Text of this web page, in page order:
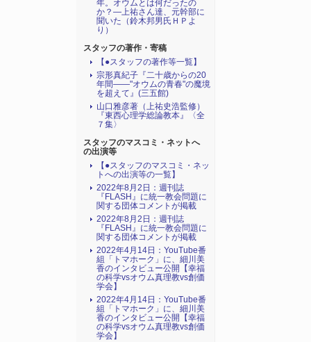
年。オウムとは何だったの
か？―上祐さん達、元幹部に
聞いた（鈴木邦男氏ＨＰよ
り）
スタッフの著作・寄稿
【●スタッフの著作等一覧】
宗形真紀子『二十歳からの20
年間――"オウムの青春"の魔境
を超えて』(三五館)
山口雅彦著（上祐史浩監修）
『東西心理学総論教本』〈全
７集〉
スタッフのマスコミ・ネットへ
の出演等
【●スタッフのマスコミ・ネッ
トへの出演等の一覧】
2022年8月2日：週刊誌
『FLASH』に統一教会問題に
関する団体コメントが掲載
2022年8月2日：週刊誌
『FLASH』に統一教会問題に
関する団体コメントが掲載
2022年4月14日：YouTube番
組「トマホーク」に、細川美
香のインタビュー公開【幸福
の科学vsオウム真理教vs創価
学会】
2022年4月14日：YouTube番
組「トマホーク」に、細川美
香のインタビュー公開【幸福
の科学vsオウム真理教vs創価
学会】